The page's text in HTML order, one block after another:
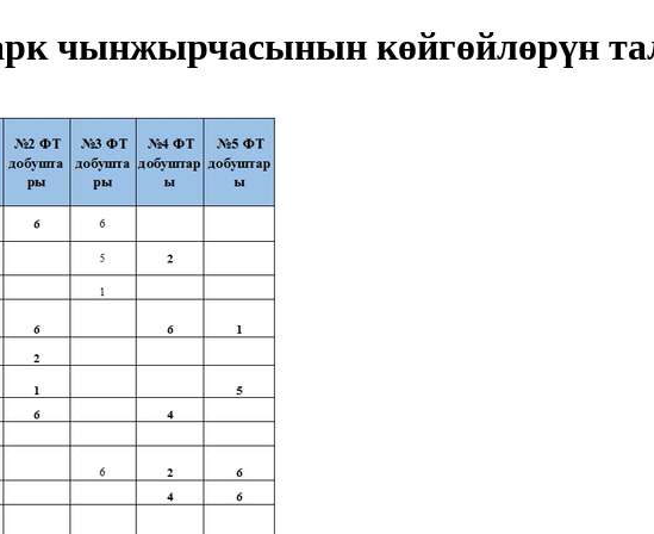
чынжырчасынын көйгөйлөрүн